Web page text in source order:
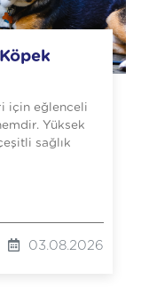
için eğlenceli
Yüksek
sağlık
03.08.2026